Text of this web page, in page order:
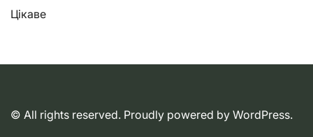
Цікаве
© All rights reserved. Proudly powered by WordPress.